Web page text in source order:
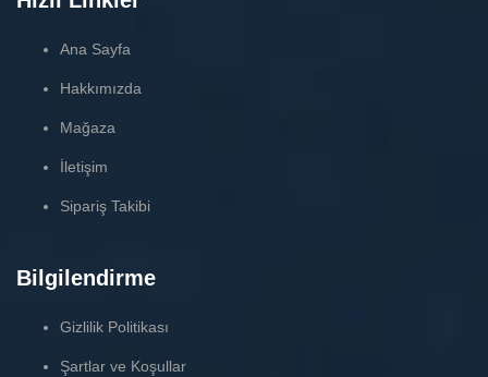
Ana Sayfa
Hakkımızda
Mağaza
İletişim
Sipariş Takibi
Bilgilendirme
Gizlilik Politikası
Şartlar ve Koşullar